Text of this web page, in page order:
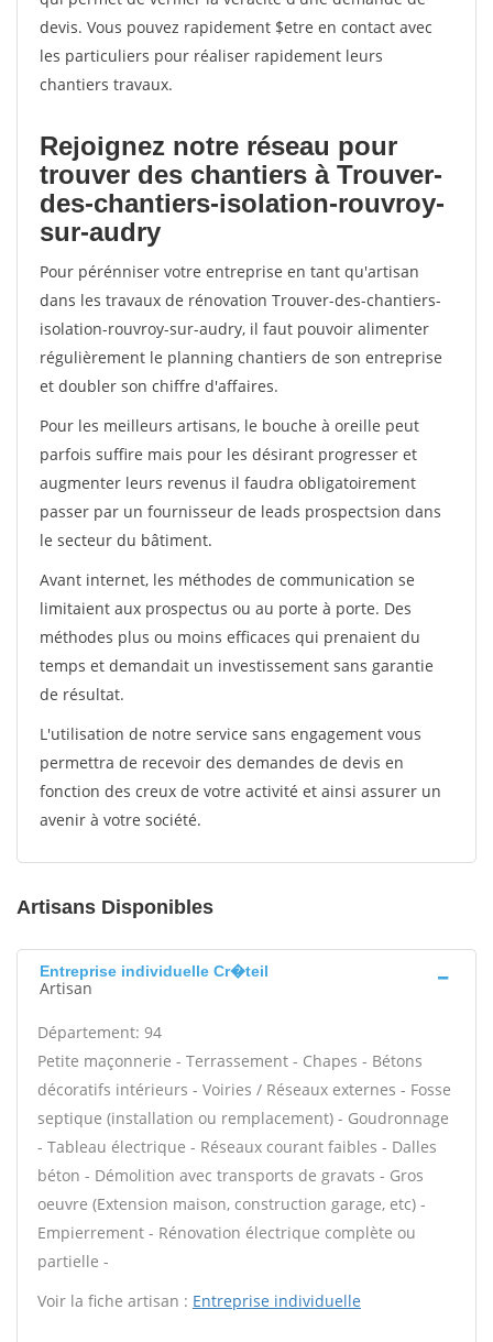
devis. Vous pouvez rapidement $etre en contact avec
les particuliers pour réaliser rapidement leurs
chantiers travaux.
Rejoignez notre réseau pour
trouver des chantiers à Trouver-
des-chantiers-isolation-rouvroy-
sur-audry
Pour pérénniser votre entreprise en tant qu'artisan
dans les travaux de rénovation Trouver-des-chantiers-
isolation-rouvroy-sur-audry, il faut pouvoir alimenter
régulièrement le planning chantiers de son entreprise
et doubler son chiffre d'affaires.
Pour les meilleurs artisans, le bouche à oreille peut
parfois suffire mais pour les désirant progresser et
augmenter leurs revenus il faudra obligatoirement
passer par un fournisseur de leads prospectsion dans
le secteur du bâtiment.
Avant internet, les méthodes de communication se
limitaient aux prospectus ou au porte à porte. Des
méthodes plus ou moins efficaces qui prenaient du
temps et demandait un investissement sans garantie
de résultat.
L'utilisation de notre service sans engagement vous
permettra de recevoir des demandes de devis en
fonction des creux de votre activité et ainsi assurer un
avenir à votre société.
Artisans Disponibles
Entreprise individuelle Cr�teil
Artisan
Département: 94
Petite maçonnerie - Terrassement - Chapes - Bétons
décoratifs intérieurs - Voiries / Réseaux externes - Fosse
septique (installation ou remplacement) - Goudronnage
- Tableau électrique - Réseaux courant faibles - Dalles
béton - Démolition avec transports de gravats - Gros
oeuvre (Extension maison, construction garage, etc) -
Empierrement - Rénovation électrique complète ou
partielle -
Voir la fiche artisan : Entreprise individuelle